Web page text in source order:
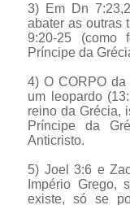
3) Em Dn
abater as outras
9:20-25 (como
Príncipe da
4) O CORPO
um leopardo
reino da Grécia,
Príncipe da
Anticristo.
5) Joel 3:6 e
Império Grego,
existe, só se